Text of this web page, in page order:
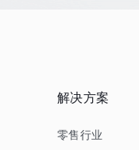
解决方案
零售行业